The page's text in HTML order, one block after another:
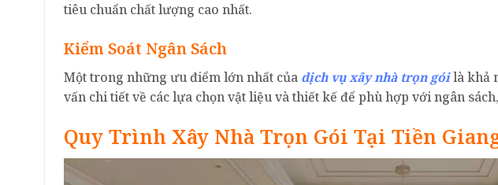
tiêu chuẩn chất lượng cao nhất.
Kiểm Soát Ngân Sách
Một trong những ưu điểm lớn nhất của dịch vụ xây nhà trọn góilà khả
vấn chi tiết về các lựa chọn vật liệu và thiết kế để phù hợp với ngân
Quy Trình Xây Nhà Trọn Gói Tại Tiền